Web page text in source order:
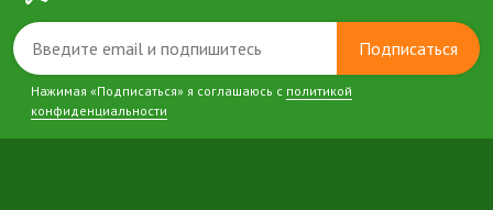
Подписаться
Нажимая «Подписаться» я соглашаюсь с политикой
конфиденциальности